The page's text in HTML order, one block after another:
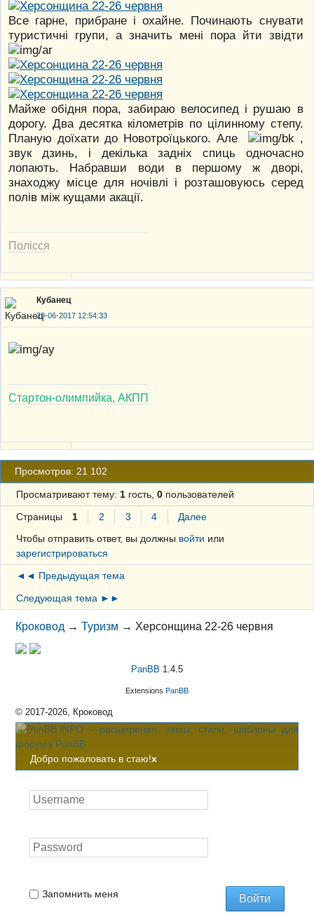
Все гарне, прибране і охайне. Починають снувати
туристичні групи, а значить мені пора йти звідти
Майже обідня пора, забираю велосипед і рушаю в
дорогу. Два десятка кілометрів по цілинному степу.
Планую доїхати до Новотроїцького. Але
,
звук дзинь, і декілька задніх спиць одночасно
лопають. Набравши води в першому ж дворі,
знаходжу місце для ночівлі і розташовуюсь серед
полів між кущами акації.
Полісся
Кубанец
29-06-2017 12:54:33
Стартон-олимпийка, АКПП
Просмотров: 21 102
Просматривают тему: 1гость, 0пользователей
Страницы 1 2 3 4
Далее
Чтобы отправить ответ, вы должны войти или
зарегистрироваться
◄◄ Предыдущая тема
Следующая тема ►►
Кроковод →Туризм → Херсонщина 22-26 червня
PanBB 1.4.5
Extensions PanBB
© 2017-2026, Кроковод
Добро пожаловать в стаю!x
Запомнить меня